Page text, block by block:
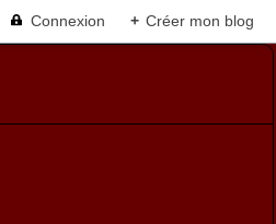
Connexion + Créer mon blog